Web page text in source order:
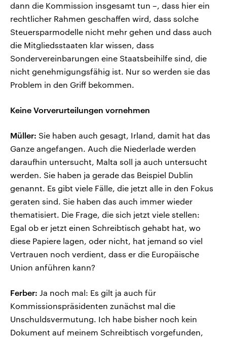
dann die Kommission insgesamt tun –, dass hier ein
rechtlicher Rahmen geschaffen wird, dass solche
Steuersparmodelle nicht mehr gehen und dass auch
die Mitgliedsstaaten klar wissen, dass
Sondervereinbarungen eine Staatsbeihilfe sind, die
nicht genehmigungsfähig ist. Nur so werden sie das
Problem in den Griff bekommen.
Keine Vorverurteilungen vornehmen
Müller: Sie haben auch gesagt, Irland, damit hat das
Ganze angefangen. Auch die Niederlade werden
daraufhin untersucht, Malta soll ja auch untersucht
werden. Sie haben ja gerade das Beispiel Dublin
genannt. Es gibt viele Fälle, die jetzt alle in den Fokus
geraten sind. Sie haben das auch immer wieder
thematisiert. Die Frage, die sich jetzt viele stellen:
Egal ob er jetzt einen Schreibtisch gehabt hat, wo
diese Papiere lagen, oder nicht, hat jemand so viel
Vertrauen noch verdient, dass er die Europäische
Union anführen kann?
Ferber: Ja noch mal: Es gilt ja auch für
Kommissionspräsidenten zunächst mal die
Unschuldsvermutung. Ich habe bisher noch kein
Dokument auf meinem Schreibtisch vorgefunden,